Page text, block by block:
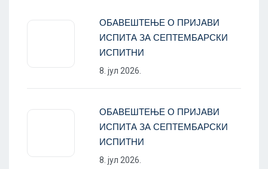
ОБАВЕШТЕЊЕ О ПРИЈАВИ
ИСПИТА ЗА СЕПТЕМБАРСКИ
ИСПИТНИ
8. јул 2026.
ОБАВЕШТЕЊЕ О ПРИЈАВИ
ИСПИТА ЗА СЕПТЕМБАРСКИ
ИСПИТНИ
8. јул 2026.